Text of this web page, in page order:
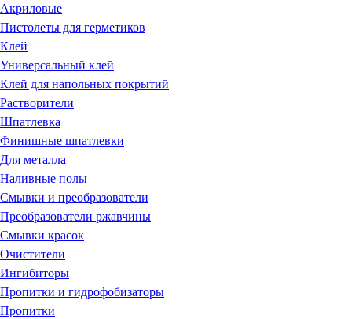
Акриловые
Пистолеты для герметиков
Клей
Универсальный клей
Клей для напольных покрытий
Растворители
Шпатлевка
Финишные шпатлевки
Для металла
Наливные полы
Смывки и преобразователи
Преобразователи ржавчины
Смывки красок
Очистители
Ингибиторы
Пропитки и гидрофобизаторы
Пропитки